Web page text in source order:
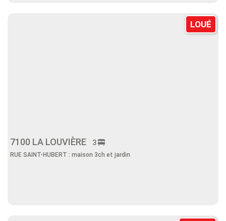
LOUÉ
7100 LA LOUVIÈRE 3
RUE SAINT-HUBERT : maison 3ch et jardin